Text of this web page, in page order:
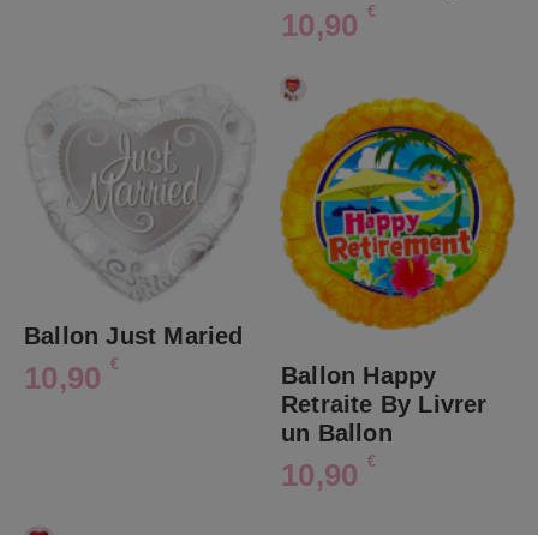
10,90 €
Ballon Just Maried
10,90 €
Ballon Happy
Retraite By Livrer
un Ballon
10,90 €